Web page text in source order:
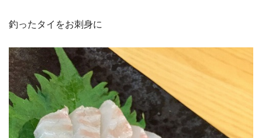
釣ったタイをお刺身に